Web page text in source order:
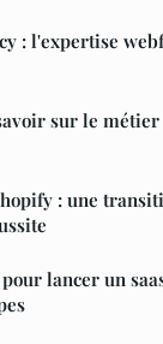
: l'expertise
sur le métier
: une
lancer un